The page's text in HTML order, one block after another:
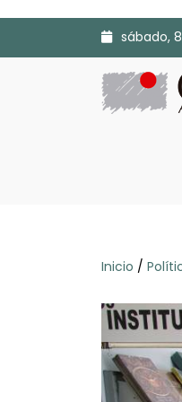
sábado,
Inicio /